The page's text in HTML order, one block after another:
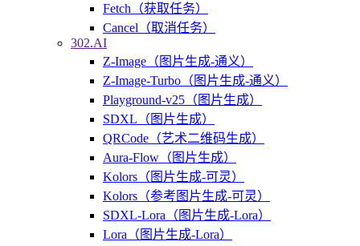
Fetch（获取任务）
Cancel（取消任务）
302.AI
Z-Image（图片生成-通义）
Z-Image-Turbo（图片生成-通义）
Playground-v25（图片生成）
SDXL（图片生成）
QRCode（艺术二维码生成）
Aura-Flow（图片生成）
Kolors（图片生成-可灵）
Kolors（参考图片生成-可灵）
SDXL-Lora（图片生成-Lora）
Lora（图片生成-Lora）